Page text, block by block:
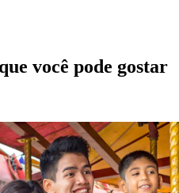
você pode gostar